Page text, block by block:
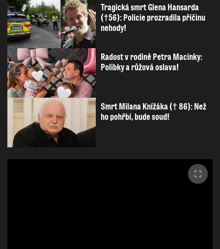
Tragická smrt Glena Hansarda
(†56): Policie prozradila příčinu
nehody!
Radost v rodině Petra Macinky:
Polibky a růžová oslava!
Smrt Milana Knížáka († 86): Než
ho pohřbí, bude soud!